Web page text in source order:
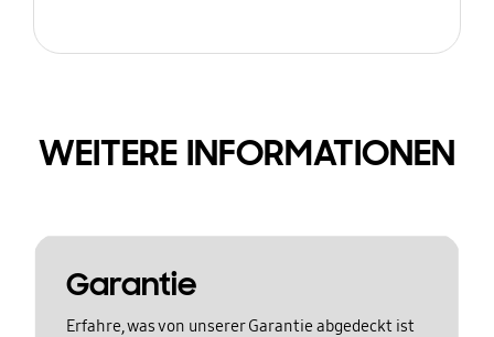
WEITERE INFORMATIONEN
Garantie
Erfahre, was von unserer Garantie abgedeckt ist